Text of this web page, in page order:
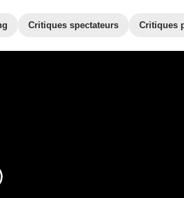
Critiques spectateurs Critiques